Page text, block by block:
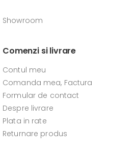
Showroom
Comenzi si livrare
Contul meu
Comanda mea, Factura
Formular de contact
Despre livrare
Plata in rate
Returnare produs